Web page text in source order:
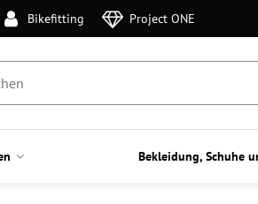
Bikefitting Project ONE
Bekleidung, Schuhe